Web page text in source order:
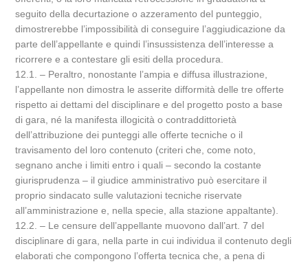
seguito della decurtazione o azzeramento del punteggio,
dimostrerebbe l’impossibilità di conseguire l’aggiudicazione da
parte dell’appellante e quindi l’insussistenza dell’interesse a
ricorrere e a contestare gli esiti della procedura.
12.1. – Peraltro, nonostante l’ampia e diffusa illustrazione,
l’appellante non dimostra le asserite difformità delle tre offerte
rispetto ai dettami del disciplinare e del progetto posto a base
di gara, né la manifesta illogicità o contraddittorietà
dell’attribuzione dei punteggi alle offerte tecniche o il
travisamento del loro contenuto (criteri che, come noto,
segnano anche i limiti entro i quali – secondo la costante
giurisprudenza – il giudice amministrativo può esercitare il
proprio sindacato sulle valutazioni tecniche riservate
all’amministrazione e, nella specie, alla stazione appaltante).
12.2. – Le censure dell’appellante muovono dall’art. 7 del
disciplinare di gara, nella parte in cui individua il contenuto degli
elaborati che compongono l’offerta tecnica che, a pena di